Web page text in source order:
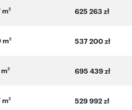
m2 625 263 zł
m2 537 200 zł
2 695 439 zł
m2 529 992 zł